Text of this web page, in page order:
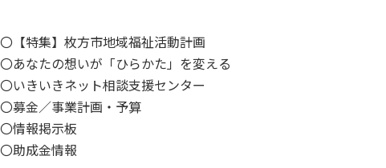
〇【特集】枚方市地域福祉活動計画
〇あなたの想いが「ひらかた」を変える
〇いきいきネット相談支援センター
〇募金／事業計画・予算
〇情報掲示板
〇助成金情報